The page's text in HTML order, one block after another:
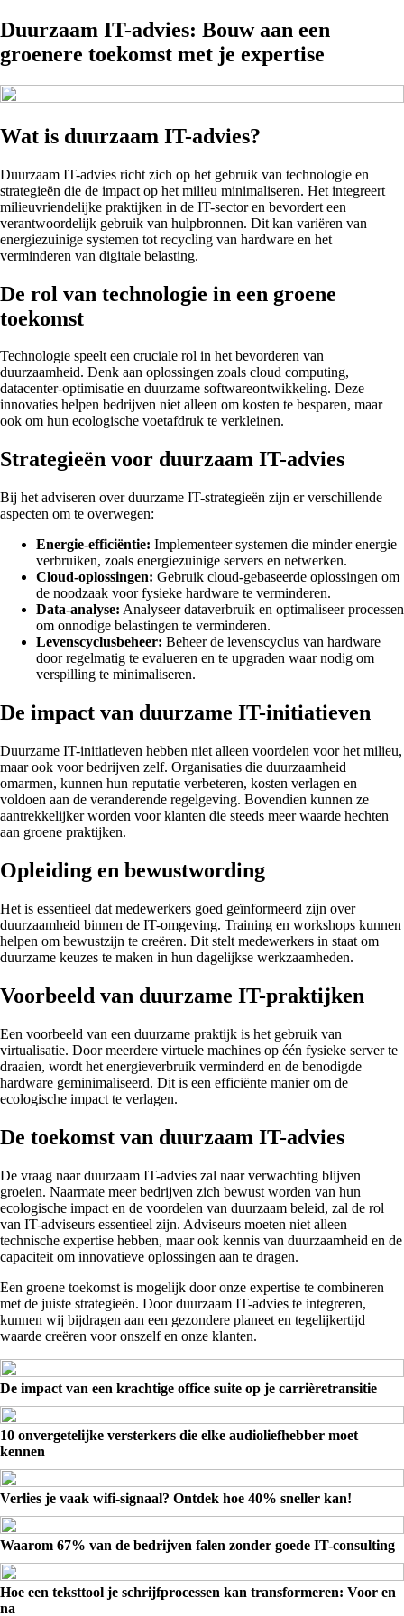
Duurzaam IT-advies: Bouw aan een
groenere toekomst met je expertise
Wat is duurzaam IT-advies?
Duurzaam IT-advies richt zich op het gebruik van technologie en
strategieën die de impact op het milieu minimaliseren. Het integreert
milieuvriendelijke praktijken in de IT-sector en bevordert een
verantwoordelijk gebruik van hulpbronnen. Dit kan variëren van
energiezuinige systemen tot recycling van hardware en het
verminderen van digitale belasting.
De rol van technologie in een groene
toekomst
Technologie speelt een cruciale rol in het bevorderen van
duurzaamheid. Denk aan oplossingen zoals cloud computing,
datacenter-optimisatie en duurzame softwareontwikkeling. Deze
innovaties helpen bedrijven niet alleen om kosten te besparen, maar
ook om hun ecologische voetafdruk te verkleinen.
Strategieën voor duurzaam IT-advies
Bij het adviseren over duurzame IT-strategieën zijn er verschillende
aspecten om te overwegen:
Energie-efficiëntie: Implementeer systemen die minder energie
verbruiken, zoals energiezuinige servers en netwerken.
Cloud-oplossingen: Gebruik cloud-gebaseerde oplossingen om
de noodzaak voor fysieke hardware te verminderen.
Data-analyse: Analyseer dataverbruik en optimaliseer processen
om onnodige belastingen te verminderen.
Levenscyclusbeheer: Beheer de levenscyclus van hardware
door regelmatig te evalueren en te upgraden waar nodig om
verspilling te minimaliseren.
De impact van duurzame IT-initiatieven
Duurzame IT-initiatieven hebben niet alleen voordelen voor het milieu,
maar ook voor bedrijven zelf. Organisaties die duurzaamheid
omarmen, kunnen hun reputatie verbeteren, kosten verlagen en
voldoen aan de veranderende regelgeving. Bovendien kunnen ze
aantrekkelijker worden voor klanten die steeds meer waarde hechten
aan groene praktijken.
Opleiding en bewustwording
Het is essentieel dat medewerkers goed geïnformeerd zijn over
duurzaamheid binnen de IT-omgeving. Training en workshops kunnen
helpen om bewustzijn te creëren. Dit stelt medewerkers in staat om
duurzame keuzes te maken in hun dagelijkse werkzaamheden.
Voorbeeld van duurzame IT-praktijken
Een voorbeeld van een duurzame praktijk is het gebruik van
virtualisatie. Door meerdere virtuele machines op één fysieke server te
draaien, wordt het energieverbruik verminderd en de benodigde
hardware geminimaliseerd. Dit is een efficiënte manier om de
ecologische impact te verlagen.
De toekomst van duurzaam IT-advies
De vraag naar duurzaam IT-advies zal naar verwachting blijven
groeien. Naarmate meer bedrijven zich bewust worden van hun
ecologische impact en de voordelen van duurzaam beleid, zal de rol
van IT-adviseurs essentieel zijn. Adviseurs moeten niet alleen
technische expertise hebben, maar ook kennis van duurzaamheid en de
capaciteit om innovatieve oplossingen aan te dragen.
Een groene toekomst is mogelijk door onze expertise te combineren
met de juiste strategieën. Door duurzaam IT-advies te integreren,
kunnen wij bijdragen aan een gezondere planeet en tegelijkertijd
waarde creëren voor onszelf en onze klanten.
De impact van een krachtige office suite op je carrièretransitie
10 onvergetelijke versterkers die elke audioliefhebber moet
kennen
Verlies je vaak wifi-signaal? Ontdek hoe 40% sneller kan!
Waarom 67% van de bedrijven falen zonder goede IT-consulting
Hoe een teksttool je schrijfprocessen kan transformeren: Voor en
na